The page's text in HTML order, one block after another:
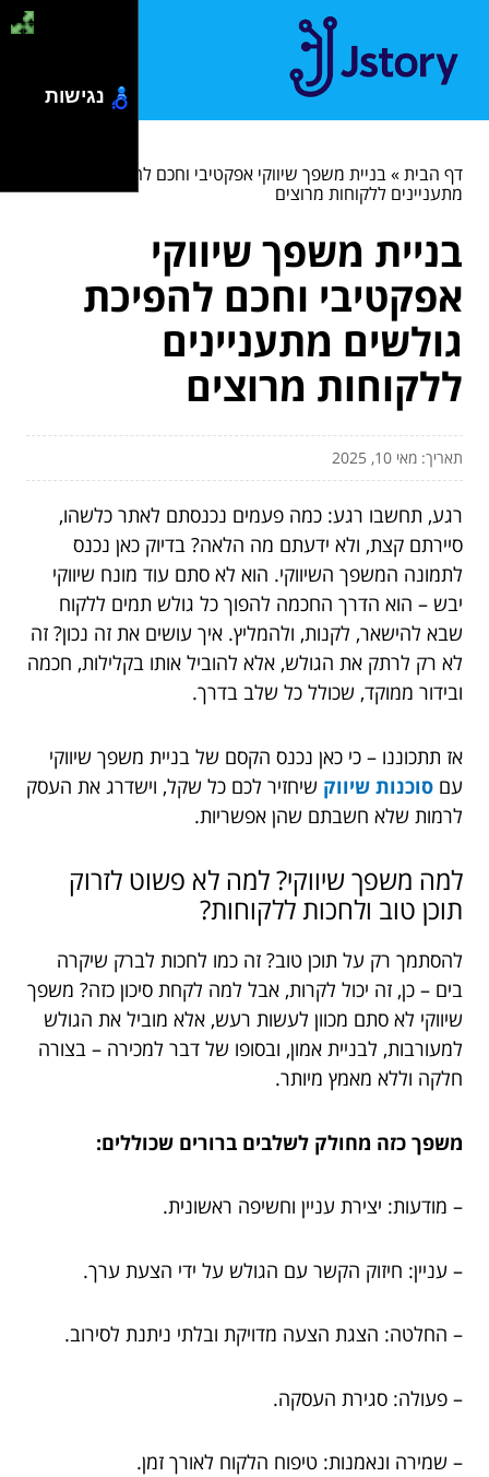
דף הבית»בניית משפך שיווקי אפקטיבי וחכם להפיכת גולשים
מתעניינים ללקוחות מרוצים
בניית משפך שיווקי
אפקטיבי וחכם להפיכת
גולשים מתעניינים
ללקוחות מרוצים
תאריך: מאי 10, 2025
רגע, תחשבו רגע: כמה פעמים נכנסתם לאתר כלשהו,
סיירתם קצת, ולא ידעתם מה הלאה? בדיוק כאן נכנס
לתמונה המשפך השיווקי. הוא לא סתם עוד מונח שיווקי
יבש – הוא הדרך החכמה להפוך כל גולש תמים ללקוח
שבא להישאר, לקנות, ולהמליץ. איך עושים את זה נכון? זה
לא רק לרתק את הגולש, אלא להוביל אותו בקלילות, חכמה
ובידור ממוקד, שכולל כל שלב בדרך.
אז תתכוננו – כי כאן נכנס הקסם של בניית משפך שיווקי
עם סוכנות שיווק שיחזיר לכם כל שקל, וישדרג את העסק
לרמות שלא חשבתם שהן אפשריות.
למה משפך שיווקי? למה לא פשוט לזרוק
תוכן טוב ולחכות ללקוחות?
להסתמך רק על תוכן טוב? זה כמו לחכות לברק שיקרה
בים – כן, זה יכול לקרות, אבל למה לקחת סיכון כזה? משפך
שיווקי לא סתם מכוון לעשות רעש, אלא מוביל את הגולש
למעורבות, לבניית אמון, ובסופו של דבר למכירה – בצורה
חלקה וללא מאמץ מיותר.
משפך כזה מחולק לשלבים ברורים שכוללים:
– מודעות: יצירת עניין וחשיפה ראשונית.
– עניין: חיזוק הקשר עם הגולש על ידי הצעת ערך.
– החלטה: הצגת הצעה מדויקת ובלתי ניתנת לסירוב.
– פעולה: סגירת העסקה.
– שמירה ונאמנות: טיפוח הלקוח לאורך זמן.
נגישות